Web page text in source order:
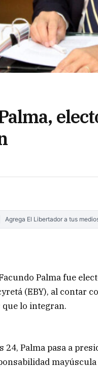
Agrega El Libertador a tus
Palma fue
(EBY), al contar
lo integran.
24, Palma pasa a